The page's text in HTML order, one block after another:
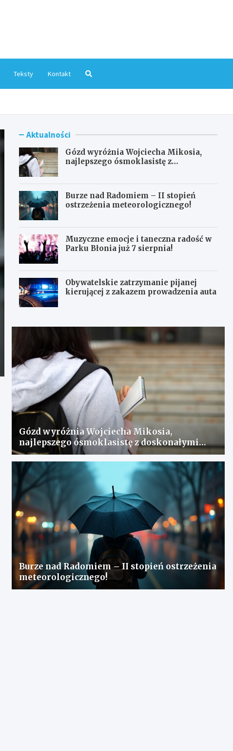
Teksty Kontakt
Aktualności
Gózd wyróżnia Wojciecha Mikosia,
najlepszego ósmoklasistę z
Burze nad Radomiem – II stopień
ostrzeżenia meteorologicznego!
Muzyczne emocje i taneczna radość w
Parku Błonia już 7 sierpnia!
Obywatelskie zatrzymanie pijanej
kierującej z zakazem prowadzenia auta
Gózd wyróżnia Wojciecha Mikosia,
najlepszego ósmoklasistę z doskonałymi
wynikami!
Burze nad Radomiem – II stopień ostrzeżenia
meteorologicznego!